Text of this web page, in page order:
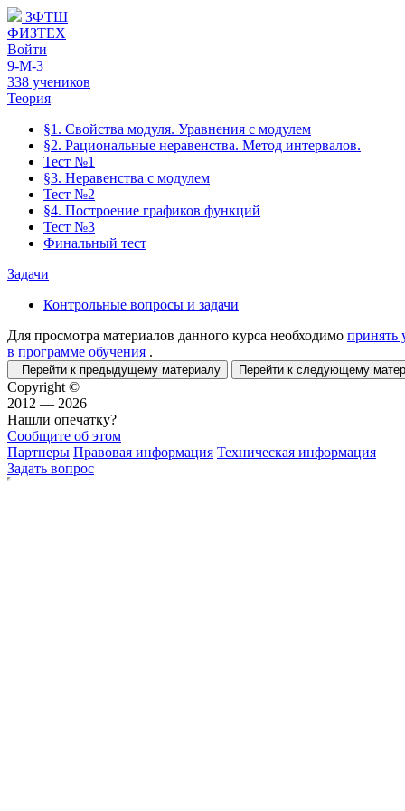
ЗФТШ
ФИЗТЕХ
Войти
9-М-3
338 учеников
Теория
§1. Свойства модуля. Уравнения с модулем
§2. Рациональные неравенства. Метод интервалов.
Тест №1
§3. Неравенства с модулем
Тест №2
§4. Построение графиков функций
Тест №3
Финальный тест
Задачи
Контрольные вопросы и задачи
Для просмотра материалов данного курса необходимо принять
в программе обучения .
Перейти к предыдущему материалу Перейти к следующему
Copyright ©
2012 — 2026
Нашли опечатку?
Сообщите об этом
Партнеры Правовая информация Техническая информация
Задать вопрос